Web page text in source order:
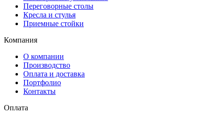
Переговорные столы
Кресла и стулья
Приемные стойки
Компания
О компании
Производство
Оплата и доставка
Портфолио
Контакты
Оплата